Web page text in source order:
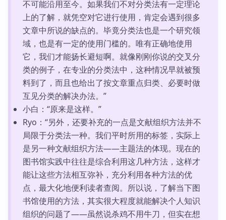
不可能沿用至今。如果我们不对分类法有一定理论
上的了解，就凭空对它进行使用，肯定会遇到很多
文章中所说的缺点的。毕竟分类法也是一个研究领
域，也是有一定的使用门槛的。唯有正确地使用
它，我们才能扬长避短啊。就像刚刚你说的交叉分
类的例子，在专业的分类法中，这种情况早就被预
料到了，而且也给出了按文章重点归类、必要时做
互见分类的解决办法。”
小白：“原来是这样。”
Ryo：“另外，还要补充的一点是文献组织方法并不
局限于分类法一种。我们平时所用的标签，实际上
是另一种文献组织方法——主题法的体现。现在的
图书馆实践中往往是综合利用这几种方法，这样才
能让这些方法相互弥补，充分利用各种方法的优
点，最大化地便利读者查阅。所以说，了解当下图
书馆使用的方法，其实很大程度就能解决个人知识
组织的问题了——虽然说杀鸡不用牛刀，但实在想